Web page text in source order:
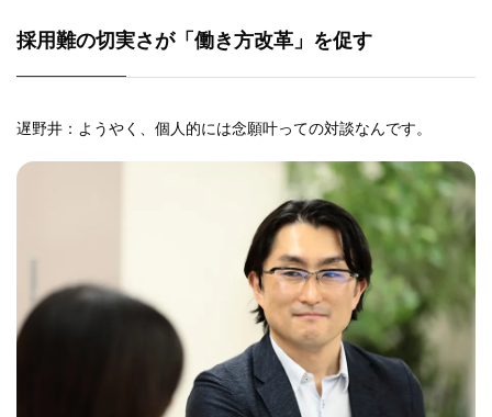
採用難の切実さが「働き方改革」を促す
遅野井：ようやく、個人的には念願叶っての対談なんです。